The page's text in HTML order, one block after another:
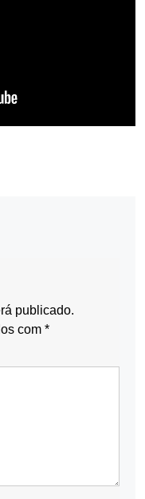
publicado.
com *